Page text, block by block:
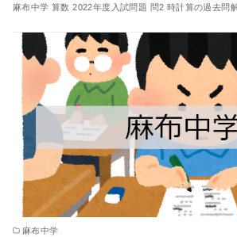
麻布中学 算数 2022年度入試問題 問2 時計算の過去問
麻布中学